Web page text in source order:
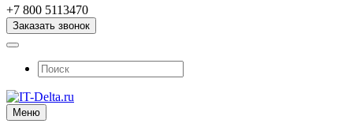
+7 800 5113470
Заказать звонок
Меню